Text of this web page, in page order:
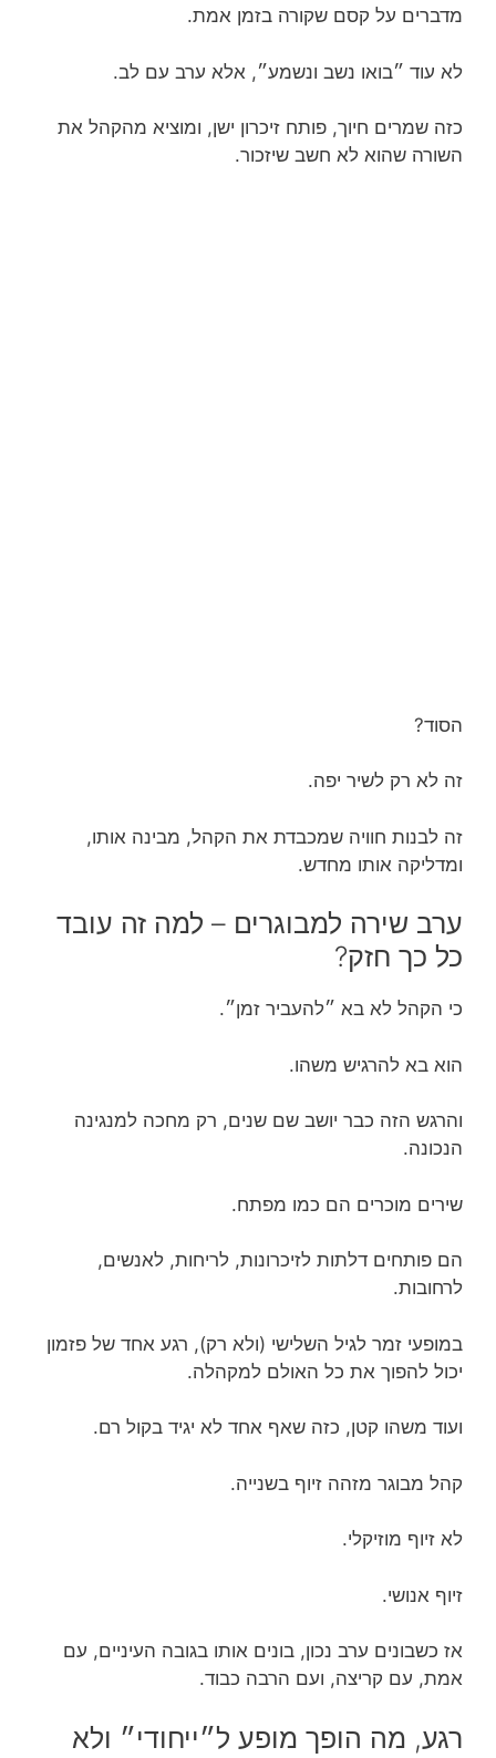
מדברים על קסם שקורה בזמן אמת.
לא עוד ״בואו נשב ונשמע״, אלא ערב עם לב.
כזה שמרים חיוך, פותח זיכרון ישן, ומוציא מהקהל את
השורה שהוא לא חשב שיזכור.
הסוד?
זה לא רק לשיר יפה.
זה לבנות חוויה שמכבדת את הקהל, מבינה אותו,
ומדליקה אותו מחדש.
ערב שירה למבוגרים – למה זה עובד
כל כך חזק?
כי הקהל לא בא ״להעביר זמן״.
הוא בא להרגיש משהו.
והרגש הזה כבר יושב שם שנים, רק מחכה למנגינה
הנכונה.
שירים מוכרים הם כמו מפתח.
הם פותחים דלתות לזיכרונות, לריחות, לאנשים,
לרחובות.
במופעי זמר לגיל השלישי (ולא רק), רגע אחד של פזמון
יכול להפוך את כל האולם למקהלה.
ועוד משהו קטן, כזה שאף אחד לא יגיד בקול רם.
קהל מבוגר מזהה זיוף בשנייה.
לא זיוף מוזיקלי.
זיוף אנושי.
אז כשבונים ערב נכון, בונים אותו בגובה העיניים, עם
אמת, עם קריצה, ועם הרבה כבוד.
רגע, מה הופך מופע ל״ייחודי״ ולא